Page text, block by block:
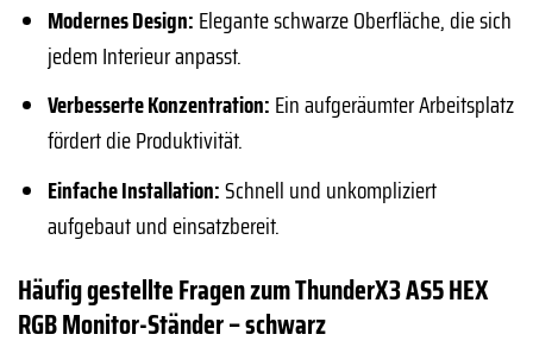
Modernes Design: Elegante schwarze Oberfläche, die sich
jedem Interieur anpasst.
Verbesserte Konzentration: Ein aufgeräumter Arbeitsplatz
fördert die Produktivität.
Einfache Installation:Schnell und unkompliziert
aufgebaut und einsatzbereit.
Häufig gestellte Fragen zum ThunderX3 AS5 HEX
RGB Monitor-Ständer – schwarz